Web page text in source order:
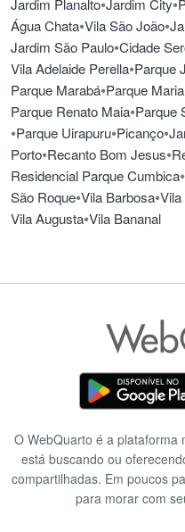
Jardim Planalto Jardim City
Água Chata•Vila São João•
Jardim São Paulo•Cidade
Vila Adelaide Perella•Parque
Parque Marabá•Parque
Parque Renato Maia•Parque
•Parque Uirapuru•Picanço•
Porto•Recanto Bom Jesus•
Residencial Parque Cumbica•
São Roque•Vila Barbosa•Vila
Vila Augusta•Vila Bananal
O WebQuarto é a plataforma
está buscando ou
compartilhadas. Em poucos
para morar com